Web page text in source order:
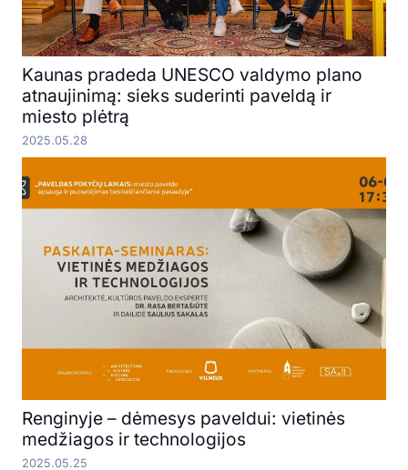
Kaunas pradeda UNESCO valdymo plano
atnaujinimą: sieks suderinti paveldą ir
miesto plėtrą
2025.05.28
Renginyje – dėmesys paveldui: vietinės
medžiagos ir technologijos
2025.05.25